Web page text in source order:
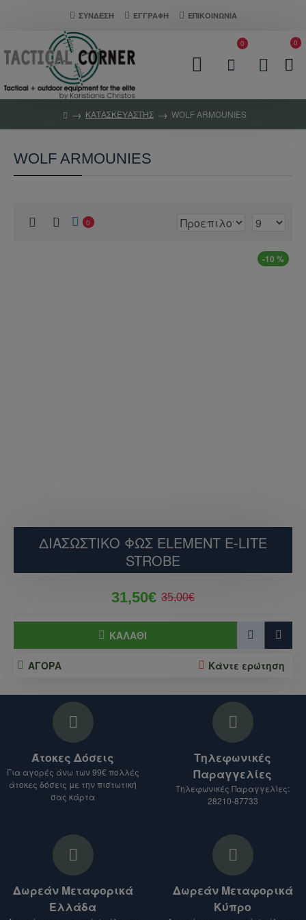
ΣΎΝΔΕΣΗ ΕΓΓΡΑΦΗ ΕΠΙΚΟΙΝΩΝΊΑ
0 0
ΚΑΤΑΣΚΕΥΑΣΤΉΣ WOLF ARMOUNIES
WOLF ARMOUNIES
0
-10 %
ΔΙΑΣΩΣΤΙΚΟ ΦΩΣ ELEMENT E-LITE
STROBE
31,50€ 35,00€
ΚΑΛΆΘΙ
ΑΓΟΡΑ Κάντε ερώτηση
Άτοκες Δόσεις
Για αγορές άνω των 99€ πολλές
άτοκες δόσεις με την πιστωτική
σας κάρτα
Τηλεφωνικές
Παραγγελίες
Τηλεφωνικές Παραγγελίες:
28210-87733
Δωρεάν Μεταφορικά
Ελλάδα
Δωρεάν Μεταφορικά
Κύπρο